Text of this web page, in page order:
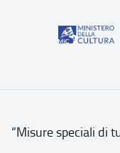
“Misure speciali di